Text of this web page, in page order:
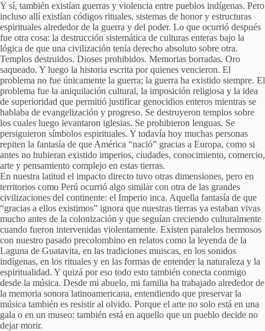
Y sí, también existían guerras y violencia entre pueblos indígenas. Pero
incluso allí existían códigos rituales, sistemas de honor y estructuras
espirituales alrededor de la guerra y del poder. Lo que ocurrió después
fue otra cosa: la destrucción sistemática de culturas enteras bajo la
lógica de que una civilización tenía derecho absoluto sobre otra.
Templos destruidos. Dioses prohibidos. Memorias borradas. Oro
saqueado. Y luego la historia escrita por quienes vencieron. El
problema no fue únicamente la guerra; la guerra ha existido siempre. El
problema fue la aniquilación cultural, la imposición religiosa y la idea
de superioridad que permitió justificar genocidios enteros mientras se
hablaba de evangelización y progreso. Se destruyeron templos sobre
los cuales luego levantaron iglesias. Se prohibieron lenguas. Se
persiguieron símbolos espirituales. Y todavía hoy muchas personas
repiten la fantasía de que América “nació” gracias a Europa, como si
antes no hubieran existido imperios, ciudades, conocimiento, comercio,
arte y pensamiento complejo en estas tierras.
En nuestra latitud el impacto directo tuvo otras dimensiones, pero en
territorios como Perú ocurrió algo similar con otra de las grandes
civilizaciones del continente: el Imperio inca. Aquella fantasía de que
“gracias a ellos existimos” ignora que nuestras tierras ya estaban vivas
mucho antes de la colonización y que seguían creciendo culturalmente
cuando fueron intervenidas violentamente. Existen paralelos hermosos
con nuestro pasado precolombino en relatos como la leyenda de la
Laguna de Guatavita, en las tradiciones muiscas, en los sonidos
indígenas, en los rituales y en las formas de entender la naturaleza y la
espiritualidad. Y quizá por eso todo esto también conecta conmigo
desde la música. Desde mi abuelo, mi familia ha trabajado alrededor de
la memoria sonora latinoamericana, entendiendo que preservar la
música también es resistir al olvido. Porque el arte no solo está en una
gala o en un museo: también está en aquello que un pueblo decide no
dejar morir.